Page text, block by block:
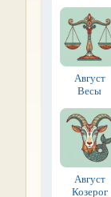
Август
Весы
Август
Козерог